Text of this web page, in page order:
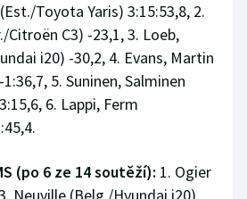
Toyota Yaris) 3:15:53,8, 2.
Citroën C3) -23,1, 3. Loeb,
i20) -30,2, 4. Evans, Martin
5. Suninen, Salminen
6. Lappi, Ferm
(po 6 ze 14 soutěží): 1. Ogier